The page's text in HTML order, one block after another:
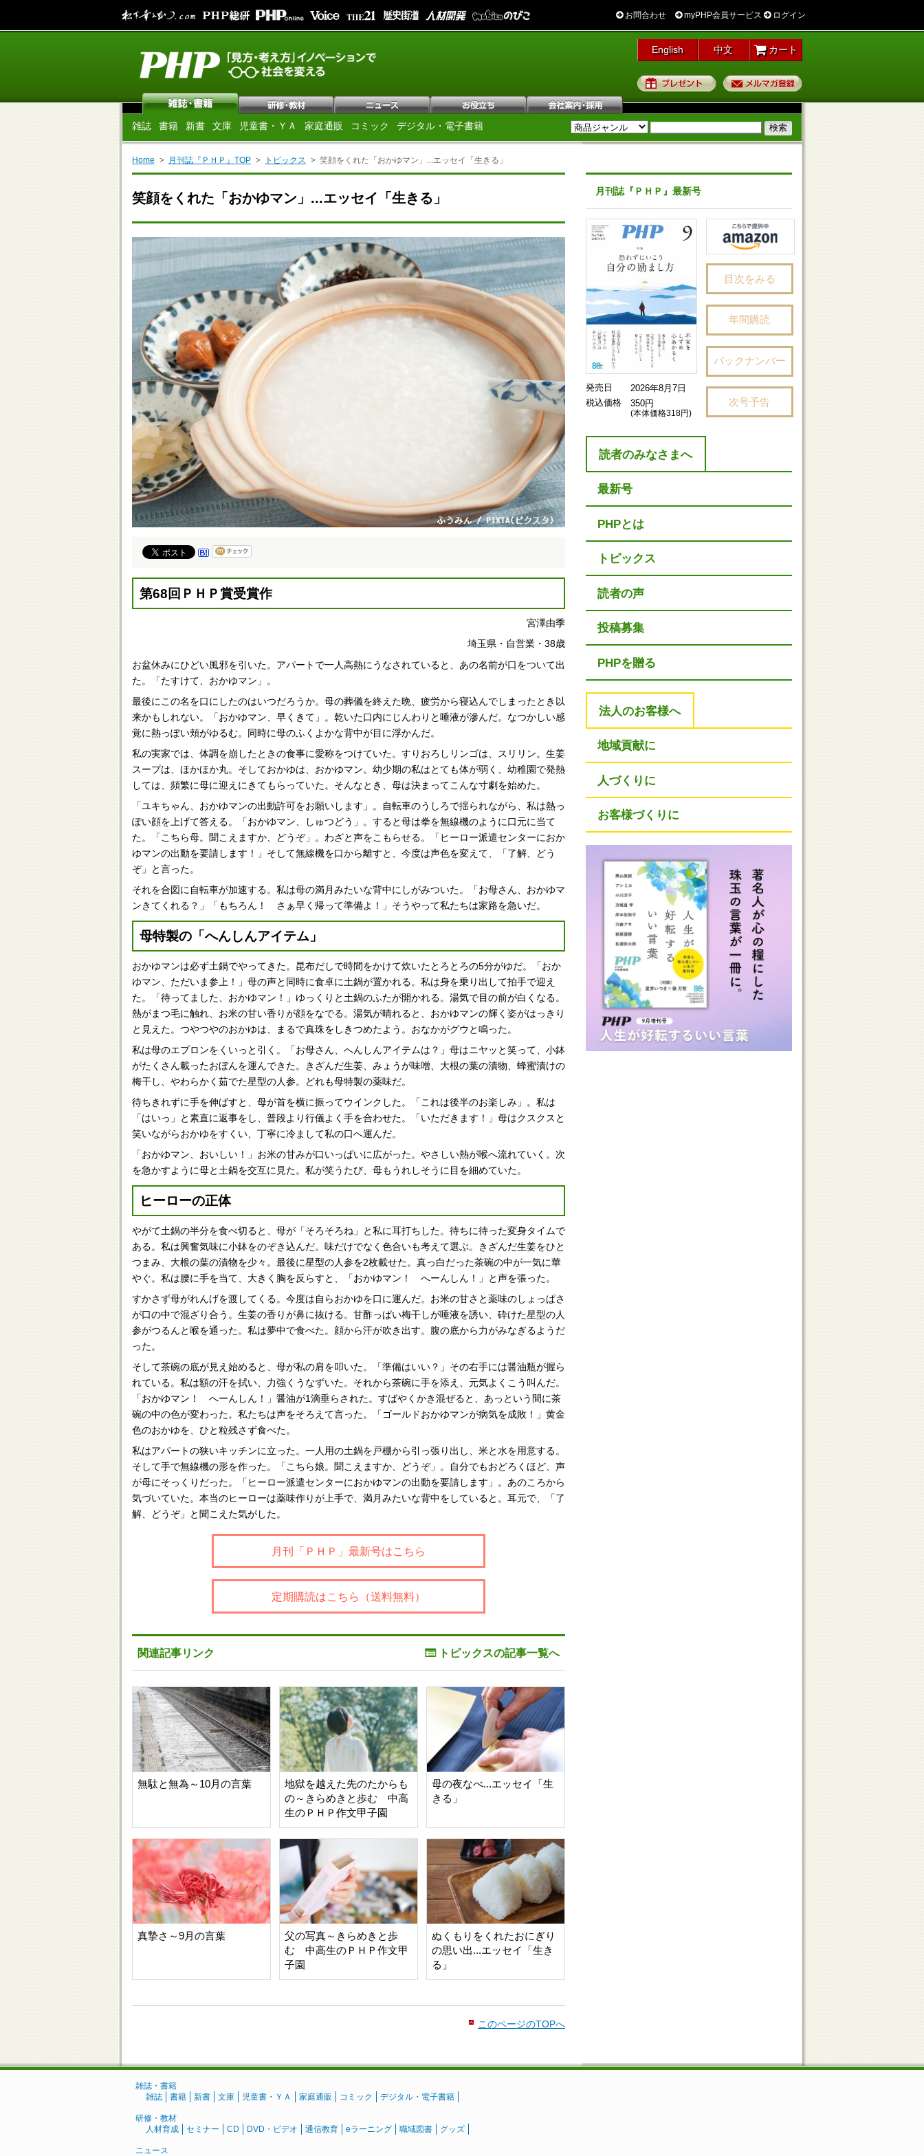
お問合わせ myPHP会員サービス ログイン
English 中文 カート
プレゼント
雑誌 書籍 新書 文庫 児童書・ＹＡ 家庭通販 コミック デジタル・電子書籍
Home 月刊誌『ＰＨＰ』TOP トピックス 笑顔をくれた「おかゆマン」...エッセイ「生きる」
笑顔をくれた「おかゆマン」...エッセイ「生きる」
第68回ＰＨＰ賞受賞作
宮澤由季
埼玉県・自営業・38歳
お盆休みにひどい風邪を引いた。アパートで一人高熱にうなされていると、あの名前が口をついて出
た。「たすけて、おかゆマン」。
最後にこの名を口にしたのはいつだろうか。母の葬儀を終えた晩、疲労から寝込んでしまったとき以
来かもしれない。「おかゆマン、早くきて」。乾いた口内にじんわりと唾液が滲んだ。なつかしい感
覚に熱っぽい頬がゆるむ。同時に母のふくよかな背中が目に浮かんだ。
私の実家では、体調を崩したときの食事に愛称をつけていた。すりおろしリンゴは、スリリン。生姜
スープは、ほかほか丸。そしておかゆは、おかゆマン。幼少期の私はとても体が弱く、幼稚園で発熱
しては、頻繁に母に迎えにきてもらっていた。そんなとき、母は決まってこんな寸劇を始めた。
「ユキちゃん、おかゆマンの出動許可をお願いします」。自転車のうしろで揺られながら、私は熱っ
ぽい顔を上げて答える。「おかゆマン、しゅつどう」。すると母は拳を無線機のように口元に当て
た。「こちら母。聞こえますか、どうぞ」。わざと声をこもらせる。「ヒーロー派遣センターにおか
ゆマンの出動を要請します！」そして無線機を口から離すと、今度は声色を変えて、「了解、どう
ぞ」と言った。
それを合図に自転車が加速する。私は母の満月みたいな背中にしがみついた。「お母さん、おかゆマ
ンきてくれる？」「もちろん！ さぁ早く帰って準備よ！」そうやって私たちは家路を急いだ。
母特製の「へんしんアイテム」
おかゆマンは必ず土鍋でやってきた。昆布だしで時間をかけて炊いたとろとろの5分がゆだ。「おか
ゆマン、ただいま参上！」母の声と同時に食卓に土鍋が置かれる。私は身を乗り出して拍手で迎え
た。「待ってました、おかゆマン！」ゆっくりと土鍋のふたが開かれる。湯気で目の前が白くなる。
熱がまつ毛に触れ、お米の甘い香りが顔をなでる。湯気が晴れると、おかゆマンの輝く姿がはっきり
と見えた。つやつやのおかゆは、まるで真珠をしきつめたよう。おなかがグウと鳴った。
私は母のエプロンをくいっと引く。「お母さん、へんしんアイテムは？」母はニヤッと笑って、小鉢
がたくさん載ったおぼんを運んできた。きざんだ生姜、みょうが味噌、大根の葉の漬物、蜂蜜漬けの
梅干し、やわらかく茹でた星型の人参。どれも母特製の薬味だ。
待ちきれずに手を伸ばすと、母が首を横に振ってウインクした。「これは後半のお楽しみ」。私は
「はいっ」と素直に返事をし、普段より行儀よく手を合わせた。「いただきます！」母はクスクスと
笑いながらおかゆをすくい、丁寧に冷まして私の口へ運んだ。
「おかゆマン、おいしい！」お米の甘みが口いっぱいに広がった。やさしい熱が喉へ流れていく。次
を急かすように母と土鍋を交互に見た。私が笑うたび、母もうれしそうに目を細めていた。
ヒーローの正体
やがて土鍋の半分を食べ切ると、母が「そろそろね」と私に耳打ちした。待ちに待った変身タイムで
ある。私は興奮気味に小鉢をのぞき込んだ。味だけでなく色合いも考えて選ぶ。きざんだ生姜をひと
つまみ、大根の葉の漬物を少々。最後に星型の人参を2枚載せた。真っ白だった茶碗の中が一気に華
やぐ。私は腰に手を当て、大きく胸を反らすと、「おかゆマン！ へーんしん！」と声を張った。
すかさず母がれんげを渡してくる。今度は自らおかゆを口に運んだ。お米の甘さと薬味のしょっぱさ
が口の中で混ざり合う。生姜の香りが鼻に抜ける。甘酢っぱい梅干しが唾液を誘い、砕けた星型の人
参がつるんと喉を通った。私は夢中で食べた。顔から汗が吹き出す。腹の底から力がみなぎるようだ
った。
そして茶碗の底が見え始めると、母が私の肩を叩いた。「準備はいい？」その右手には醤油瓶が握ら
れている。私は額の汗を拭い、力強くうなずいた。それから茶碗に手を添え、元気よくこう叫んだ。
「おかゆマン！ へーんしん！」醤油が1滴垂らされた。すばやくかき混ぜると、あっという間に茶
碗の中の色が変わった。私たちは声をそろえて言った。「ゴールドおかゆマンが病気を成敗！」黄金
色のおかゆを、ひと粒残さず食べた。
私はアパートの狭いキッチンに立った。一人用の土鍋を戸棚から引っ張り出し、米と水を用意する。
そして手で無線機の形を作った。「こちら娘。聞こえますか、どうぞ」。自分でもおどろくほど、声
が母にそっくりだった。「ヒーロー派遣センターにおかゆマンの出動を要請します」。あのころから
気づいていた。本当のヒーローは薬味作りが上手で、満月みたいな背中をしていると。耳元で、「了
解、どうぞ」と聞こえた気がした。
月刊「ＰＨＰ」最新号はこちら
定期購読はこちら（送料無料）
関連記事リンク トピックスの記事一覧へ
無駄と無為～10月の言葉
地獄を越えた先のたからも
の～きらめきと歩む 中高
生のＰＨＰ作文甲子園
母の夜なべ...エッセイ「生
きる」
真摯さ～9月の言葉
父の写真～きらめきと歩
む 中高生のＰＨＰ作文甲
子園
ぬくもりをくれたおにぎり
の思い出...エッセイ「生き
る」
このページのTOPへ
月刊誌『ＰＨＰ』最新号
発売日
2026年8月7日
税込価格
350円
(本体価格318円)
目次をみる
年間購読
バックナンバー
次号予告
読者のみなさまへ
最新号
PHPとは
トピックス
読者の声
投稿募集
PHPを贈る
法人のお客様へ
地域貢献に
人づくりに
お客様づくりに
雑誌・書籍
雑誌
書籍 新書 文庫 児童書・ＹＡ 家庭通販 コミック デジタル・電子書籍
研修・教材
人材育成
セミナー CD DVD・ビデオ 通信教育 eラーニング 職域図書 グッズ
ニュース